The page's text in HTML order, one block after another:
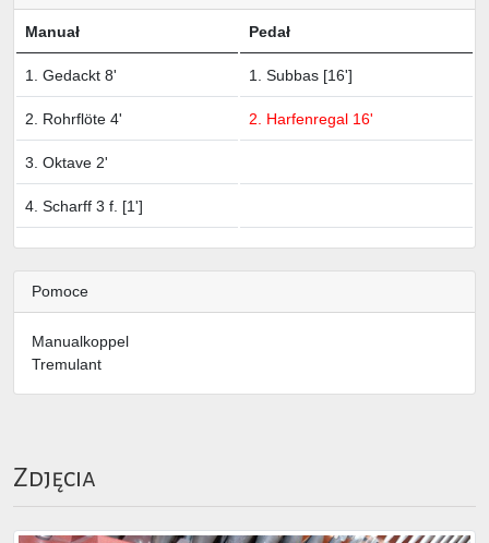
Manuał Pedał
1. Gedackt 8' 1. Subbas [16']
2. Rohrflöte 4' 2. Harfenregal 16'
3. Oktave 2'
4. Scharff 3 f. [1']
Pomoce
Manualkoppel
Tremulant
Zdjęcia